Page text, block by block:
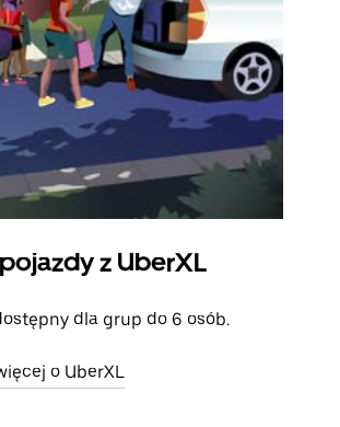
z UberXL
dla grup do 6 osób.
o UberXL